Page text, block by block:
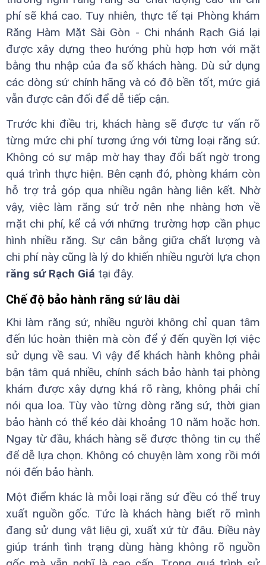
phí sẽ khá cao. Tuy nhiên, thực tế tại Phòng khám
Răng Hàm Mặt Sài Gòn - Chi nhánh Rạch Giá lại
được xây dựng theo hướng phù hợp hơn với mặt
bằng thu nhập của đa số khách hàng. Dù sử dụng
các dòng sứ chính hãng và có độ bền tốt, mức giá
vẫn được cân đối để dễ tiếp cận.
Trước khi điều trị, khách hàng sẽ được tư vấn rõ
từng mức chi phí tương ứng với từng loại răng sứ.
Không có sự mập mờ hay thay đổi bất ngờ trong
quá trình thực hiện. Bên cạnh đó, phòng khám còn
hỗ trợ trả góp qua nhiều ngân hàng liên kết. Nhờ
vậy, việc làm răng sứ trở nên nhẹ nhàng hơn về
mặt chi phí, kể cả với những trường hợp cần phục
hình nhiều răng. Sự cân bằng giữa chất lượng và
chi phí này cũng là lý do khiến nhiều người lựa chọn
răng sứ Rạch Giá tại đây.
Chế độ bảo hành răng sứ lâu dài
Khi làm răng sứ, nhiều người không chỉ quan tâm
đến lúc hoàn thiện mà còn để ý đến quyền lợi việc
sử dụng về sau. Vì vậy để khách hành không phải
bận tâm quá nhiều, chính sách bảo hành tại phòng
khám được xây dựng khá rõ ràng, không phải chỉ
nói qua loa. Tùy vào từng dòng răng sứ, thời gian
bảo hành có thể kéo dài khoảng 10 năm hoặc hơn.
Ngay từ đầu, khách hàng sẽ được thông tin cụ thể
để dễ lựa chọn. Không có chuyện làm xong rồi mới
nói đến bảo hành.
Một điểm khác là mỗi loại răng sứ đều có thể truy
xuất nguồn gốc. Tức là khách hàng biết rõ mình
đang sử dụng vật liệu gì, xuất xứ từ đâu. Điều này
giúp tránh tình trạng dùng hàng không rõ nguồn